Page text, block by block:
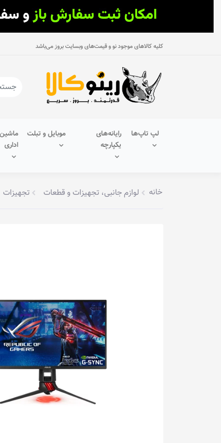
کلیه کالاهای موجود نو و قیمت‌های وبسایت بروز می‌باشد
لپ تاپ‌ها
رایانه‌های
یکپارچه
موبایل و تبلت
اداری
خانه لوازم جانبی، تجهیزات و قطعات تجهیزات